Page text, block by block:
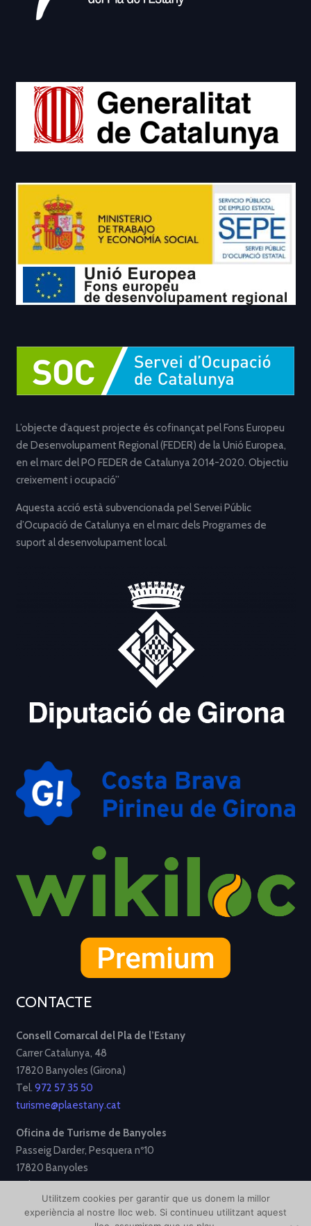
L’objecte d’aquest projecte és cofinançat pel Fons Europeu
de Desenvolupament Regional (FEDER) de la Unió Europea,
en el marc del PO FEDER de Catalunya 2014-2020. Objectiu
creixement i ocupació”
Aquesta acció està subvencionada pel Servei Públic
d’Ocupació de Catalunya en el marc dels Programes de
suport al desenvolupament local.
CONTACTE
Consell Comarcal del Pla de l’Estany
Carrer Catalunya, 48
17820 Banyoles (Girona)
Tel. 972 57 35 50
turisme@plaestany.cat
Oficina de Turisme de Banyoles
Passeig Darder, Pesquera nº10
17820 Banyoles
Tel.972 58 34 70
turisme@ajbanyoles.org
Utilitzem cookies per garantir que us donem la millor
experiència al nostre lloc web. Si continueu utilitzant aquest